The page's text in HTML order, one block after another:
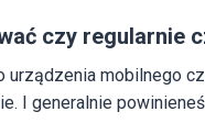
czy regularnie
urządzenia mobilnego
I generalnie